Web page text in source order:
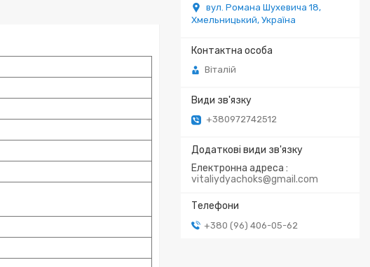
вул. Романа Шухевича 18,
Хмельницький, Україна
Віталій
+380972742512
Електронна адреса
vitaliydyachoks@gmail.com
+380 (96) 406-05-62